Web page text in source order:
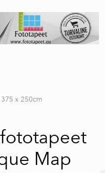
lisati ostukorvi.
x 250cm
Map